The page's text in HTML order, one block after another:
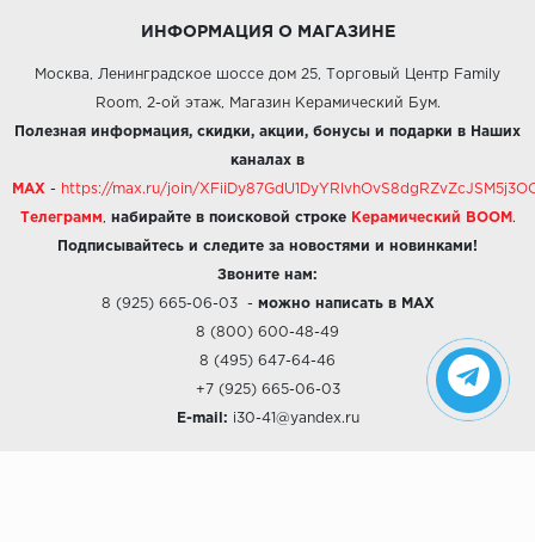
ИНФОРМАЦИЯ О МАГАЗИНЕ
Москва, Ленинградское шоссе дом 25, Торговый Центр Family
Room, 2-ой этаж, Магазин Керамический Бум.
Полезная информация, скидки, акции, бонусы и подарки в Наших
каналах в
MAX - https://max.ru/join/
Телеграмм набирайте в поисковой строке Керамический BOOM .
Подписывайтесь и следите за новостями и новинками!
Звоните нам:
8 (925) 665-06-03- можно написать в MAX
8 (800) 600-48-49
8 (495) 647-64-46
+7 (925) 665-06-03
E-mail: i30-41@yandex.ru